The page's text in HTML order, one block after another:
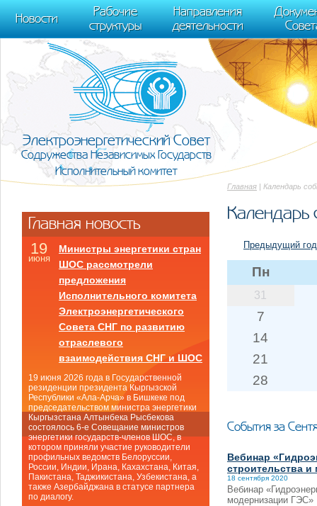
m[i].l=1*new Date(); for (var j = 0; j < document.scripts.length; j++) {if
[0],k.async=1,k.src=r,a.parentNode.insertBefore(k,a)}) (window,
trackLinks:true, accurateTrackBounce:true });
Новости
Рабочие
структуры
Направления
деятельности
Электроэнергетический Совет
Содружества Независимых Государств
Исполнительный комитет
Главная | Календарь
Календарь
Предыдущий год
Пн
31
7
14
21
28
События за
Вебинар
строительства
18 сентября 2020
Вебинар
модернизации ГЭС»
Главная новость
19
июня
Министры энергетики стран
ШОС рассмотрели
предложения
Исполнительного комитета
Электроэнергетического
Совета СНГ по развитию
отраслевого
взаимодействия СНГ и ШОС
19 июня 2026 года в Государственной
резиденции президента Кыргызской
Республики «Ала-Арча» в Бишкеке под
председательством министра энергетики
Кыргызстана Алтынбека Рысбекова
состоялось 6-е Совещание министров
энергетики государств-членов ШОС, в
котором приняли участие руководители
профильных ведомств Белоруссии,
России, Индии, Ирана, Кахахстана, Китая,
Пакистана, Таджикистана, Узбекистана, а
также Азербайджана в статусе партнера
по диалогу.